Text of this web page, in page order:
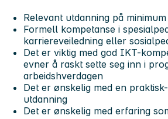
Relevant utdanning på
Formell kompetanse i
karriereveiledning eller
Det er viktig med god IKT-
evner å raskt sette seg inn i
arbeidshverdagen
Det er ønskelig med en
utdanning
Det er ønskelig med erfaring